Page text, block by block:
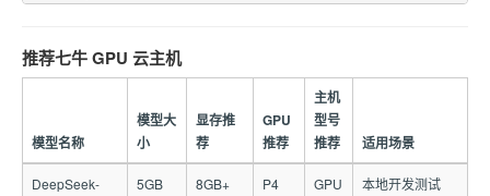
推荐七牛 GPU 云主机
模型名称
模型大
小
显存推
荐
GPU
推荐
主机
型号
推荐
适用场景
DeepSeek-
5GB 8GB+
P4
GPU
本地开发测试